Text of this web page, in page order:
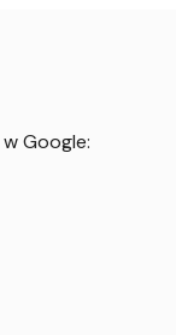
Google: